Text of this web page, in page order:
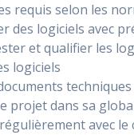
requis selon les
des logiciels avec
et qualifier les
logiciels
techniques
projet dans sa
avec le